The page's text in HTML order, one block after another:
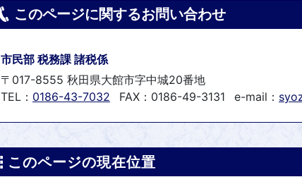
このページに関するお問い合わせ
市民部 税務課 諸税係
〒017-8555 秋田県大館市字中城20番地
TEL： 0186-43-7032 FAX：0186-49-3131 e-mail：
このページの現在位置